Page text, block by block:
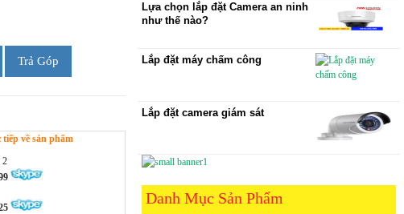
Trả Góp
về sản phẩm
2
Lựa chọn lắp đặt Camera an ninh
như thế nào?
Lắp đặt máy chấm công
Lắp đặt camera giám sát
Danh Mục Sản Phẩm